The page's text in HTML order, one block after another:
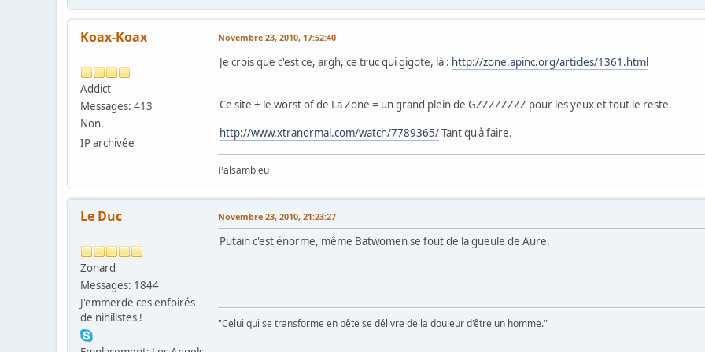
Koax-Koax
Addict
Messages: 413
Non.
IP archivée
Novembre 23, 2010, 17:52:40
Je crois que c'est ce, argh, ce truc qui gigote, là : http://zone.apinc.org/articles/1361.html
Ce site + le worst of de La Zone = un grand plein de GZZZZZZZZ pour les yeux et tout le reste.
http://www.xtranormal.com/watch/7789365/Tant qu'à faire.
Palsambleu
Le Duc
Zonard
Messages: 1844
J'emmerde ces enfoirés
de nihilistes !
Novembre 23, 2010, 21:23:27
Putain c'est énorme, même Batwomen se fout de la gueule de Aure.
"Celui qui se transforme en bête se délivre de la douleur d'être un homme."